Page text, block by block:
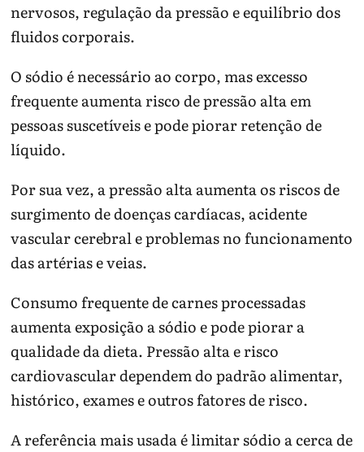
nervosos, regulação da pressão e equilíbrio dos
fluidos corporais.
O sódio é necessário ao corpo, mas excesso
frequente aumenta risco de pressão alta em
pessoas suscetíveis e pode piorar retenção de
líquido.
Por sua vez, a pressão alta aumenta os riscos de
surgimento de doenças cardíacas, acidente
vascular cerebral e problemas no funcionamento
das artérias e veias.
Consumo frequente de carnes processadas
aumenta exposição a sódio e pode piorar a
qualidade da dieta. Pressão alta e risco
cardiovascular dependem do padrão alimentar,
histórico, exames e outros fatores de risco.
A referência mais usada é limitar sódio a cerca de